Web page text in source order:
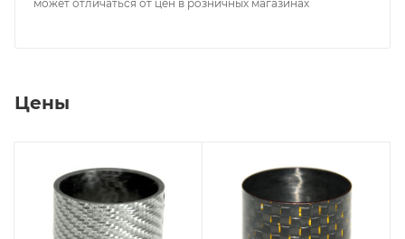
может отличаться от цен в розничных магазинах
Цены